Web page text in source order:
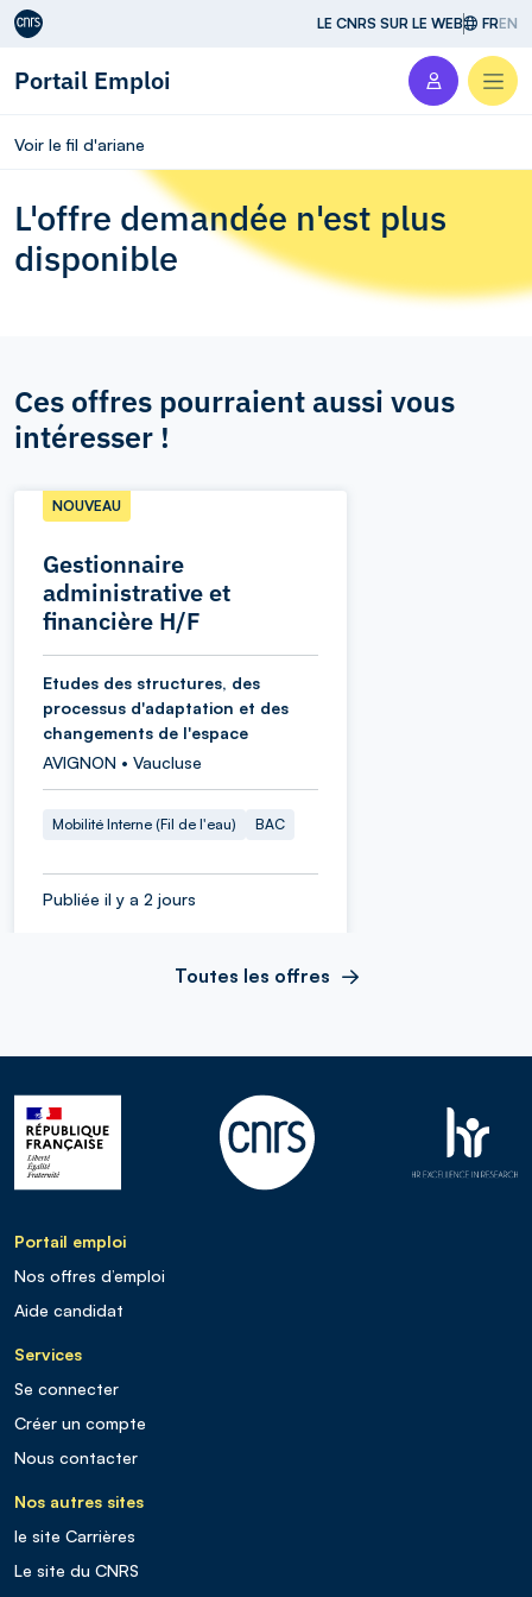
Aller au contenu LE CNRS SUR LE WEB FREN
Portail Emploi
Voir le fil d'ariane
L'offre demandée n'est plus
disponible
Ces offres pourraient aussi vous
intéresser !
Gestionnaire
administrative et
financière H/F
NOUVEAU
Etudes des structures, des
processus d'adaptation et des
changements de l'espace
AVIGNON • Vaucluse
Mobilité Interne (Fil de l'eau) BAC
Publiée il y a 2 jours
Toutes les offres
Portail emploi
Nos offres d’emploi
Aide candidat
Services
Se connecter
Créer un compte
Nous contacter
Nos autres sites
le site Carrières
Le site du CNRS